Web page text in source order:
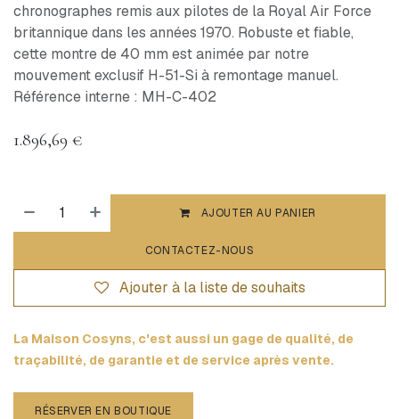
chronographes remis aux pilotes de la Royal Air Force
britannique dans les années 1970. Robuste et fiable,
cette montre de 40 mm est animée par notre
mouvement exclusif H-51-Si à remontage manuel.
Référence interne : MH-C-402
1.896,69 €
AJOUTER AU PANIER
CONTACTEZ-NOUS
Ajouter à la liste de souhaits
La Maison Cosyns, c'est aussi un gage de qualité, de
traçabilité, de garantie et de service après vente.
RÉSERVER EN BOUTIQUE